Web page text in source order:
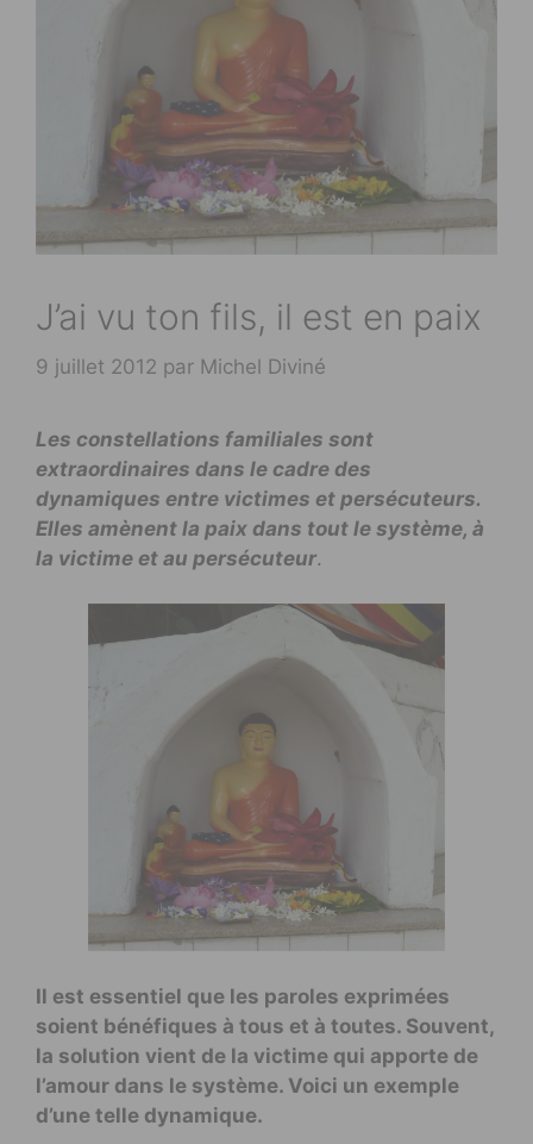
J’ai vu ton fils, il est en paix
9 juillet 2012 par Michel Diviné
Les constellations familiales sont
extraordinaires dans le cadre des
dynamiques entre victimes et persécuteurs.
Elles amènent la paix dans tout le système, à
la victime et au persécuteur.
Il est essentiel que les paroles exprimées
soient bénéfiques à tous et à toutes. Souvent,
la solution vient de la victime qui apporte de
l’amour dans le système. Voici un exemple
d’une telle dynamique.